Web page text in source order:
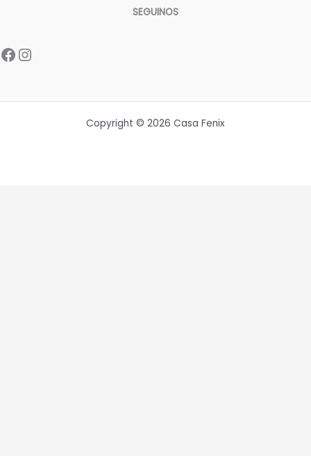
SEGUINOS
Facebook
Instagram
Copyright © 2026 Casa Fenix